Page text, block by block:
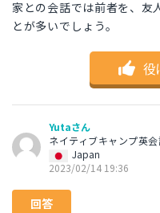
家との会話では前者を、友
とが多いでしょう。
役
Yutaさん
ネイティブキャンプ英
Japan
2023/02/14 19:36
回答